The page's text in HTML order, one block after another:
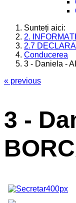
Sunteți aici:
2.
2.7
Conducerea
3 - Daniela -
« previous
3 -